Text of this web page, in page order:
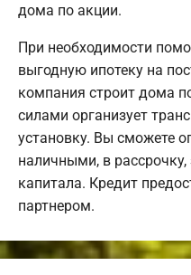
дома по акции.
При необходимости
выгодную ипотеку на
компания строит дома
силами организует
установку. Вы сможете
наличными, в рассрочку,
капитала. Кредит
партнером.